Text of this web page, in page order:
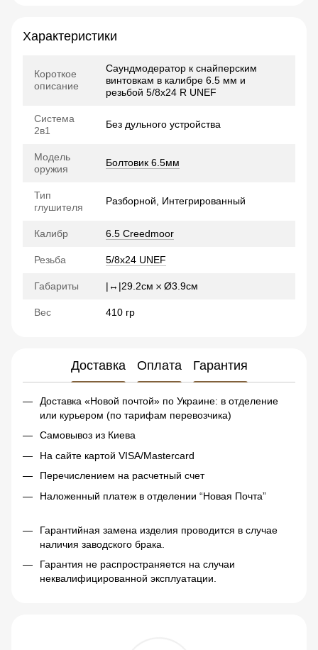
Характеристики
Короткое
описание
Саундмодератор к снайперским
винтовкам в калибре 6.5 мм и
резьбой 5/8x24 R UNEF
Система
2в1
Без дульного устройства
Модель
оружия
Болтовик 6.5мм
Тип
глушителя
Разборной, Интегрированный
Калибр 6.5 Creedmoor
Резьба 5/8x24 UNEF
Габариты |↔|29.2см 𐄂 Ø3.9см
Вес 410 гр
Доставка Оплата Гарантия
Доставка «Новой почтой» по Украине: в отделение
или курьером (по тарифам перевозчика)
Самовывоз из Киева
На сайте картой VISA/Mastercard
Перечислением на расчетный счет
Наложенный платеж в отделении “Новая Почта”
Гарантийная замена изделия проводится в случае
наличия заводского брака.
Гарантия не распространяется на случаи
неквалифицированной эксплуатации.